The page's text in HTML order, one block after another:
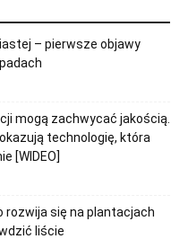
– pierwsze objawy
mogą zachwycać jakością.
technologię, która
[WIDEO]
rozwija się na plantacjach
liście